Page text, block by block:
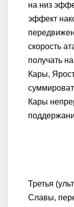
на низ
эффект
скорость
получать
Кары,
Кары
Третья
Славы,